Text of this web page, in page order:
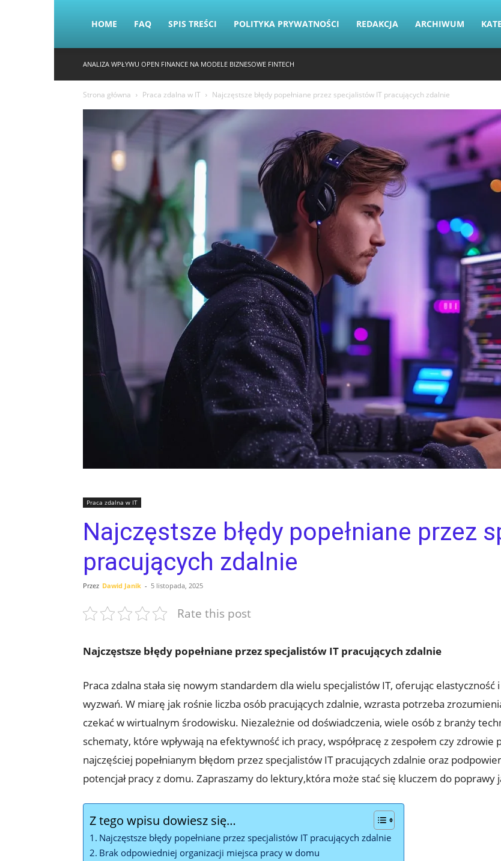
HOME FAQ SPIS TREŚCI POLITYKA PRYWATNOŚCI REDAKCJA ARCHIWUM
ANALIZA WPŁYWU OPEN FINANCE NA MODELE BIZNESOWE FINTECH
Strona główna Praca zdalna w IT Najczęstsze błędy popełniane przez specjalistów IT pracujących zdalnie
Praca zdalna w IT
Najczęstsze błędy popełniane przez
pracujących zdalnie
Przez Dawid Janik - 5 listopada, 2025
Rate this post
Najczęstsze błędy popełniane przez specjalistów IT pracujących zdalnie
Praca zdalna stała się nowym standardem dla wielu specjalistów IT, oferując
wyzwań. W miarę jak rośnie liczba osób pracujących zdalnie, wzrasta potrzeba
czekać w wirtualnym środowisku. Niezależnie od doświadczenia, wiele osób z branży
schematy, które wpływają na efektywność ich pracy, współpracę z zespołem czy
najczęściej popełnianym błędom przez specjalistów IT pracujących zdalnie oraz
potencjał pracy z domu. Zapraszamy do lektury,która może stać się kluczem do
Z tego wpisu dowiesz się…
Najczęstsze błędy popełniane przez specjalistów IT pracujących zdalnie
Brak odpowiedniej organizacji miejsca pracy w domu